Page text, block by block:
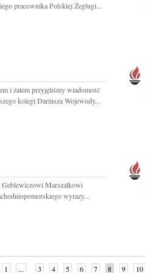
pracownika Polskiej Żeglugi...
i żalem przyjęliśmy wiadomość
kolegi Dariusza Wojewody...
Marszałkowi
wyrazy...
1 ... 3 4 5 6 7 8 9 10